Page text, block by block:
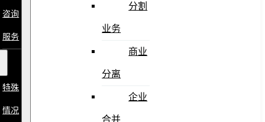
咨询
服务
特殊
情况
分割
业务
商业
分离
企业
合并